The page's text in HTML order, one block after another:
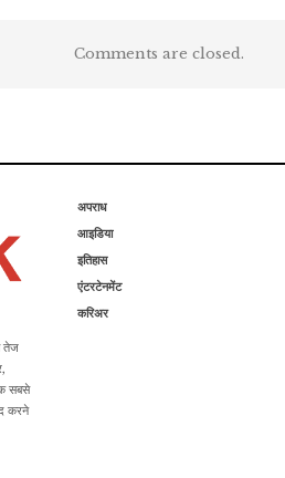
Comments are closed.
तेज
सबसे
करने
अपराध
आइडिया
इतिहास
एंटरटेनमेंट
करिअर